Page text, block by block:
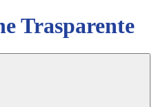
Trasparente